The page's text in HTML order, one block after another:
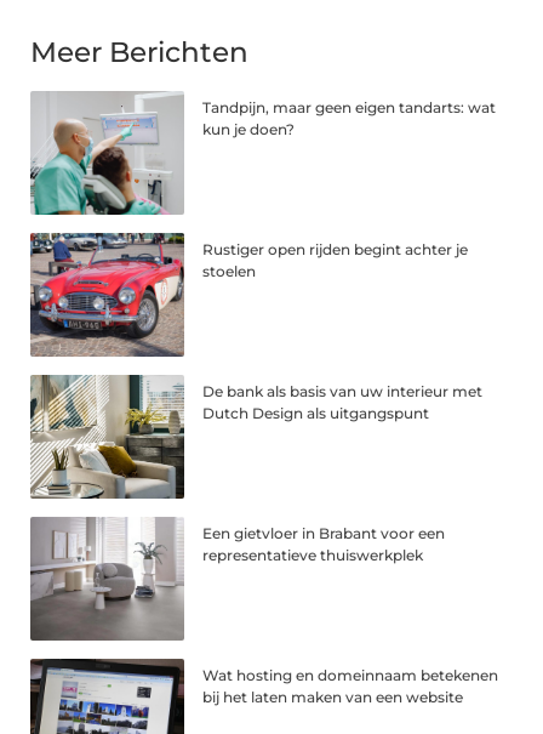
Meer Berichten
Tandpijn, maar geen eigen tandarts: wat
kun je doen?
Rustiger open rijden begint achter je
stoelen
De bank als basis van uw interieur met
Dutch Design als uitgangspunt
Een gietvloer in Brabant voor een
representatieve thuiswerkplek
Wat hosting en domeinnaam betekenen
bij het laten maken van een website